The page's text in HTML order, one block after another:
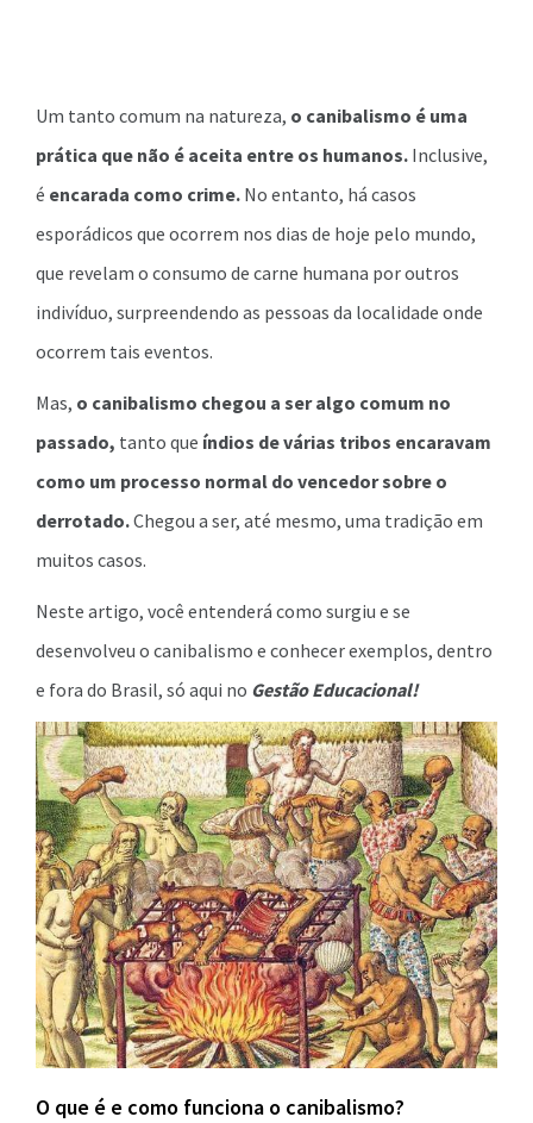
Um tanto comum na natureza, o canibalismo é uma
prática que não é aceita entre os humanos. Inclusive,
é encarada como crime. No entanto, há casos
esporádicos que ocorrem nos dias de hoje pelo mundo,
que revelam o consumo de carne humana por outros
indivíduo, surpreendendo as pessoas da localidade onde
ocorrem tais eventos.
Mas, o canibalismo chegou a ser algo comum no
passado, tanto que índios de várias tribos encaravam
como um processo normal do vencedor sobre o
derrotado.Chegou a ser, até mesmo, uma tradição em
muitos casos.
Neste artigo, você entenderá como surgiu e se
desenvolveu o canibalismo e conhecer exemplos, dentro
e fora do Brasil, só aqui no Gestão Educacional!
O que é e como funciona o canibalismo?